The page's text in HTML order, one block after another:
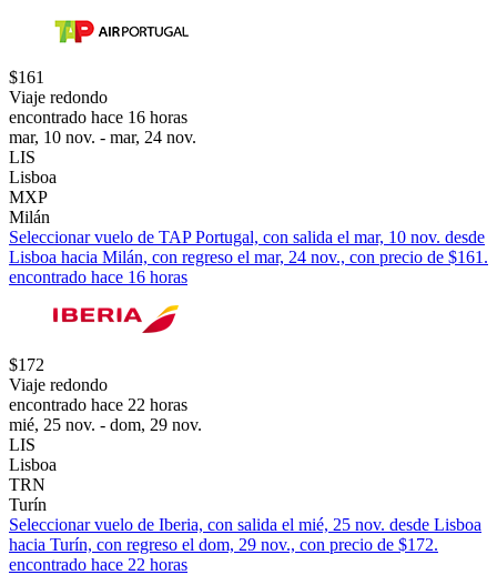
$161
Viaje redondo
encontrado hace 16 horas
mar, 10 nov. - mar, 24 nov.
LIS
Lisboa
MXP
Milán
Seleccionar vuelo de TAP Portugal, con salida el mar, 10 nov. desde
Lisboa hacia Milán, con regreso el mar, 24 nov., con precio de $161.
encontrado hace 16 horas
$172
Viaje redondo
encontrado hace 22 horas
mié, 25 nov. - dom, 29 nov.
LIS
Lisboa
TRN
Turín
Seleccionar vuelo de Iberia, con salida el mié, 25 nov. desde Lisboa
hacia Turín, con regreso el dom, 29 nov., con precio de $172.
encontrado hace 22 horas